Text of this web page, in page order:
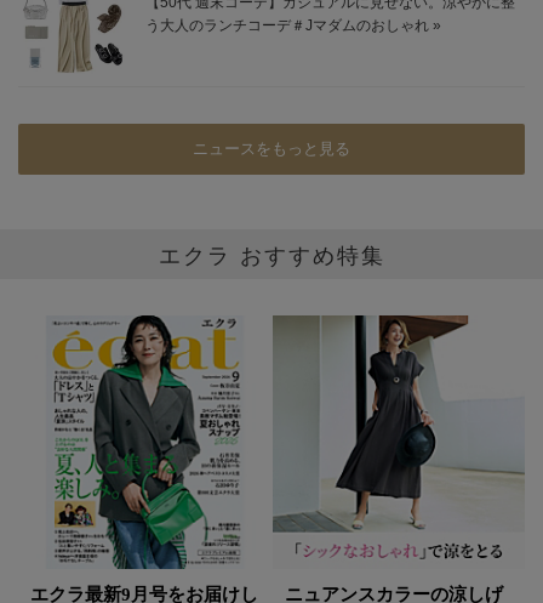
ニュースをもっと見る
エクラ おすすめ特集
エクラ最新9月号をお届けし
ニュアンスカラーの涼しげ